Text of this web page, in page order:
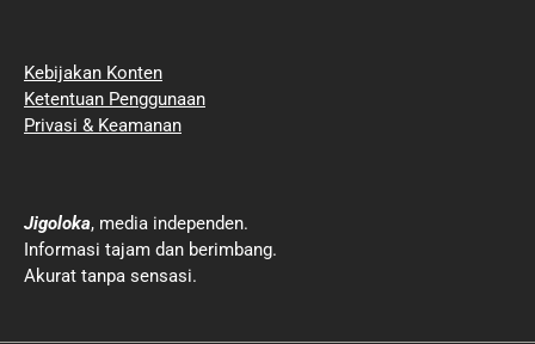
Kebijakan Konten
Ketentuan Penggunaan
Privasi & Keamanan
Jigoloka, media independen.
Informasi tajam dan berimbang.
Akurat tanpa sensasi.